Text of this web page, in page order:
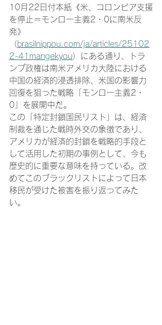
10月22日付本紙《米、コロンビア支援
を停止＝モンロー主義2・0に南米反
発》
（brasilnippou.com/ja/articles/25102
2-41mangekyou）にある通り、トラ
ンプ政権は南米アメリカ大陸における
中国の経済的浸透排除、米国の影響力
回復を狙った戦略「モンロー主義2・
0」を展開中だ。
この「特定封鎖国民リスト」は、経済
制裁を通じた戦時外交の象徴であり、
アメリカが経済的封鎖を戦略的手段と
して活用した初期の事例として、今も
歴史的に重要な意味を持っている。改
めてこのブラックリストによって日本
移民が受けた被害を振り返ってみた
い。